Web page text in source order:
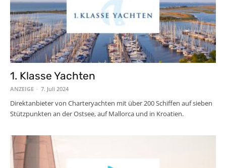
1. Klasse Yachten
ANZEIGE - 7. Juli 2024
Direktanbieter von Charteryachten mit über 200 Schiffen auf sieben
Stützpunkten an der Ostsee, auf Mallorca und in Kroatien.